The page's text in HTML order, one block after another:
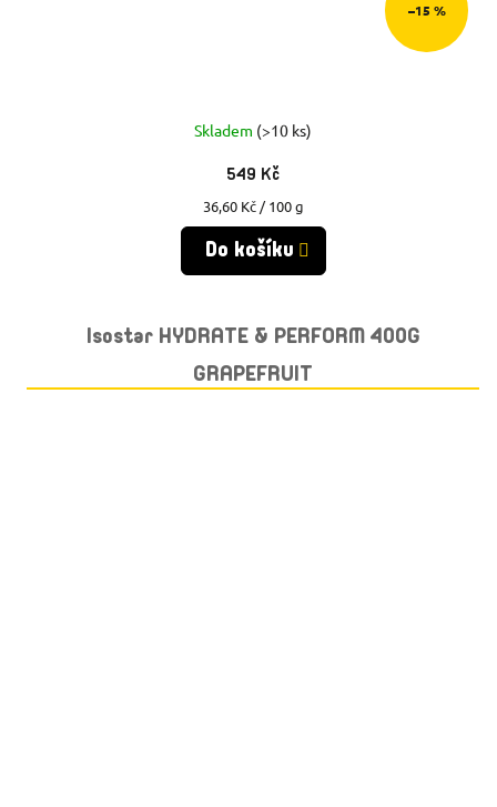
–15 %
Skladem (>10 ks)
549 Kč
Měrná
cena:
36,60 Kč / 100 g
Do košíku
Isostar HYDRATE & PERFORM 400G
GRAPEFRUIT